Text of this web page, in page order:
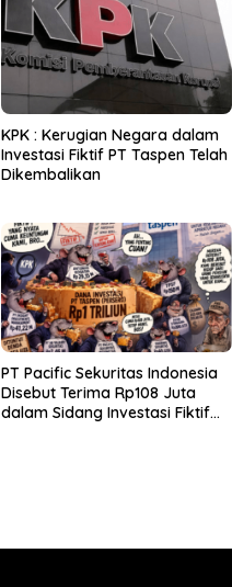
KPK : Kerugian Negara dalam
Investasi Fiktif PT Taspen Telah
Dikembalikan
PT Pacific Sekuritas Indonesia
Disebut Terima Rp108 Juta
dalam Sidang Investasi Fiktif